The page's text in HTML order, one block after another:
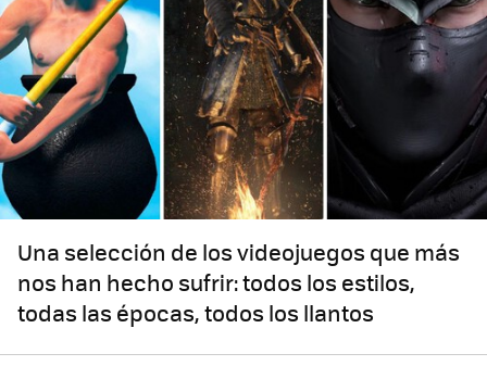
Una selección de los videojuegos que más
nos han hecho sufrir: todos los estilos,
todas las épocas, todos los llantos